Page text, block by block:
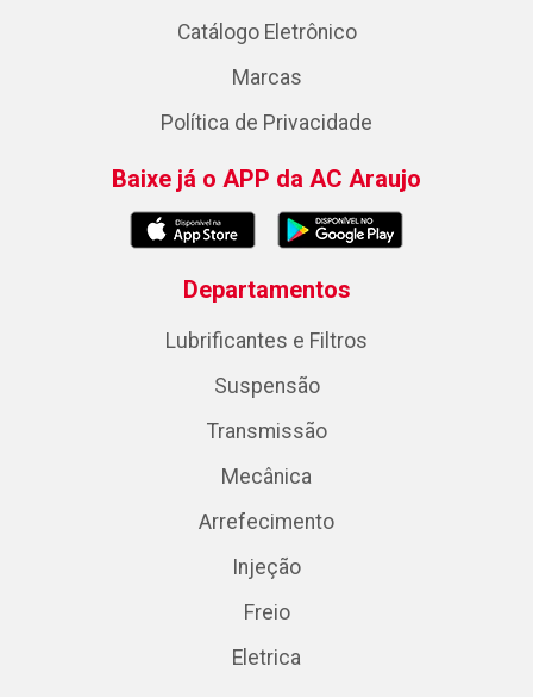
Catálogo Eletrônico
Marcas
Política de Privacidade
Baixe já o APP da AC Araujo
Departamentos
Lubrificantes e Filtros
Suspensão
Transmissão
Mecânica
Arrefecimento
Injeção
Freio
Eletrica